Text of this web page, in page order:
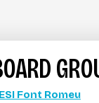
ESI Font Romeu